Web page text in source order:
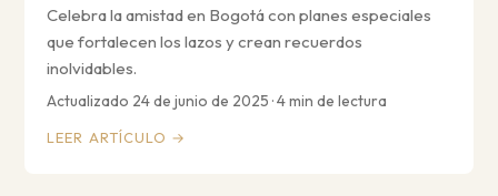
Celebra la amistad en Bogotá con planes especiales
que fortalecen los lazos y crean recuerdos
inolvidables.
Actualizado 24 de junio de 2025 · 4 min de lectura
LEER ARTÍCULO →